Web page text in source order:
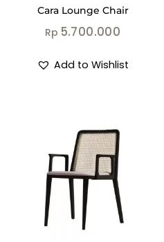
Cara Lounge Chair
Rp 5.700.000
Add to Wishlist